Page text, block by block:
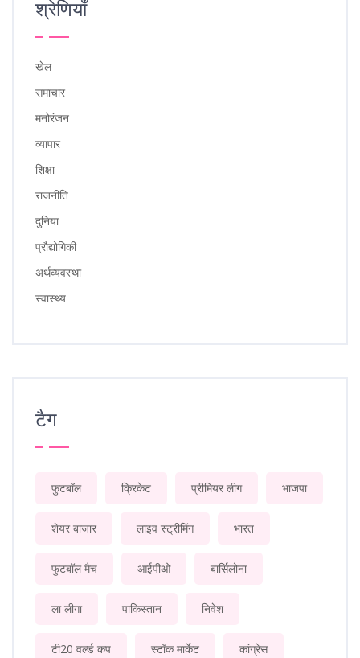
श्रेणियाँ
खेल
समाचार
मनोरंजन
व्यापार
शिक्षा
राजनीति
दुनिया
प्रौद्योगिकी
अर्थव्यवस्था
स्वास्थ्य
टैग
फुटबॉल क्रिकेट प्रीमियर लीग भाजपा
शेयर बाजार लाइव स्ट्रीमिंग भारत
फुटबॉल मैच आईपीओ बार्सिलोना
ला लीगा पाकिस्तान निवेश
टी20 वर्ल्ड कप स्टॉक मार्केट कांग्रेस